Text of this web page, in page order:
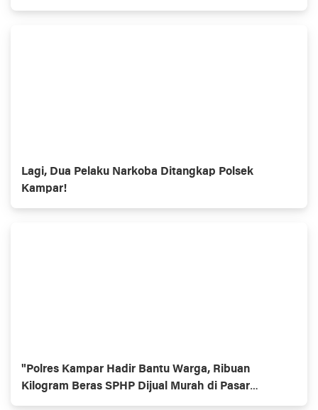
Lagi, Dua Pelaku Narkoba Ditangkap Polsek
Kampar!
"Polres Kampar Hadir Bantu Warga, Ribuan
Kilogram Beras SPHP Dijual Murah di Pasar
Ramayana Bangkinang dan Polsek Kampar!"